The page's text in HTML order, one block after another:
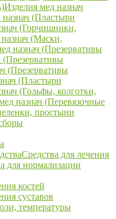
Изделия мед назнач
(Пластыри
(Горчишники,
(Маски,
назнач (Презервативы
(Презервативы
(Презервативы
(Пластыри
(Гольфы, колготки,
назнач (Перевязочные
простыни
Средства для лечения
для нормализации
костей
суставов
температуры